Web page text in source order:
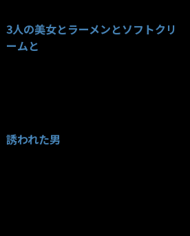
3人の美女とラーメンとソフトクリ
ームと
誘われた男